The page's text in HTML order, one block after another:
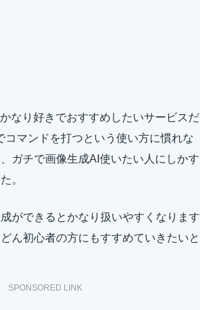
なり好きでおすすめしたいサービスだ
コマンドを打つという使い方に慣れな
ガチで画像生成AI使いたい人にしかす
。
ができるとかなり扱いやすくなります
ん初心者の方にもすすめていきたいと
SPONSORED LINK